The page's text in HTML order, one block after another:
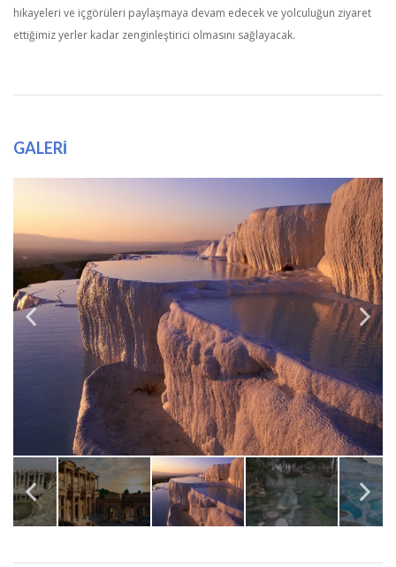
hikayeleri ve içgörüleri paylaşmaya devam edecek ve yolculuğun ziyaret
ettiğimiz yerler kadar zenginleştirici olmasını sağlayacak.
GALERİ